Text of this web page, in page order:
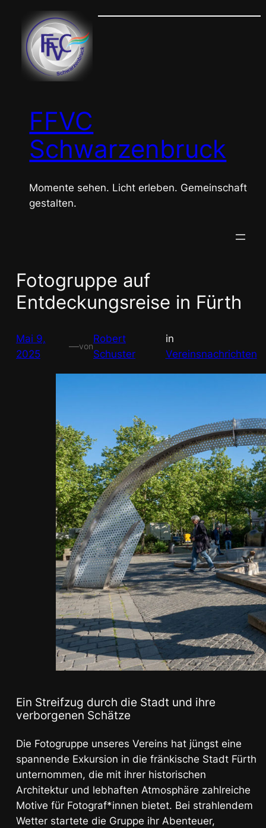
FFVC
Schwarzenbruck
Momente sehen. Licht erleben. Gemeinschaft
gestalten.
Fotogruppe auf
Entdeckungsreise in Fürth
Mai 9,
2025
—von
Robert
Schuster
in
Vereinsnachrichten
Ein Streifzug durch die Stadt und ihre
verborgenen Schätze
Die Fotogruppe unseres Vereins hat jüngst eine
spannende Exkursion in die fränkische Stadt Fürth
unternommen, die mit ihrer historischen
Architektur und lebhaften Atmosphäre zahlreiche
Motive für Fotograf*innen bietet. Bei strahlendem
Wetter startete die Gruppe ihr Abenteuer,